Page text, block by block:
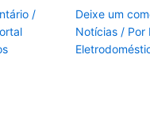
/
Deixe um
Notícias/ Por